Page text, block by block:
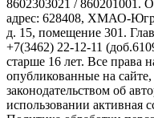
8602303021 / 860201001.
адрес: 628408, ХМАО-
д. 15, помещение 301.
+7(3462) 22-12-11
старше 16 лет. Все права
опубликованные на
законодательством об
использовании активная